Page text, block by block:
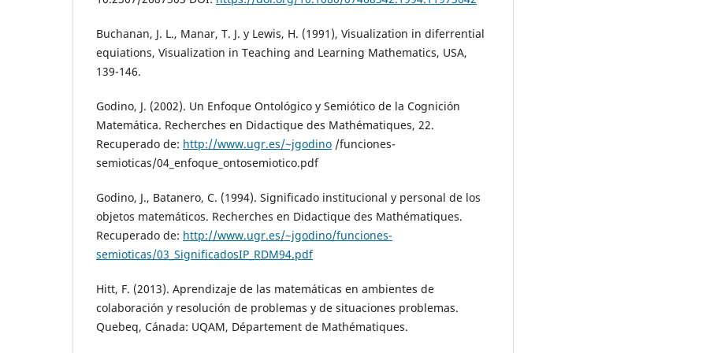
Buchanan, J. L., Manar, T. J. y Lewis, H. (1991), Visualization in diferrential
equiations, Visualization in Teaching and Learning Mathematics, USA,
139-146.
Godino, J. (2002). Un Enfoque Ontológico y Semiótico de la Cognición
Matemática. Recherches en Didactique des Mathématiques, 22.
Recuperado de: http://www.ugr.es/~jgodino /funciones-
semioticas/04_enfoque_ontosemiotico.pdf
Godino, J., Batanero, C. (1994). Significado institucional y personal de los
objetos matemáticos. Recherches en Didactique des Mathématiques.
Recuperado de: http://www.ugr.es/~jgodino/funciones-
semioticas/03_SignificadosIP_RDM94.pdf
Hitt, F. (2013). Aprendizaje de las matemáticas en ambientes de
colaboración y resolución de problemas y de situaciones problemas.
Quebeq, Cánada: UQAM, Département de Mathématiques.